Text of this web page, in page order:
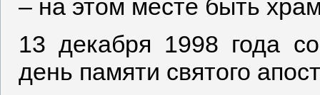
– на этом месте быть
13 декабря 1998 года
день памяти святого